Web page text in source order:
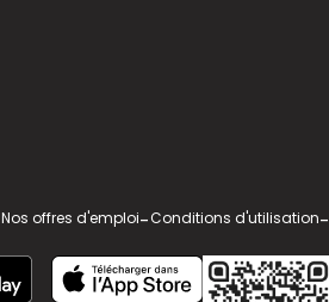
Nos offres d'emploi-Conditions d'utilisation-